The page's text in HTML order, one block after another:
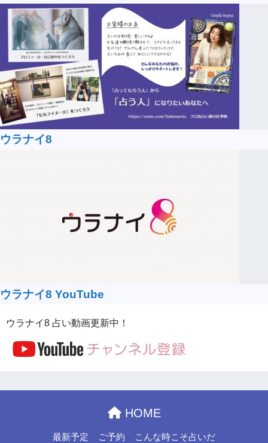
ウラナイ8
ウラナイ8 YouTube
ウラナイ8 占い動画更新中！
HOME
最新予定 ご予約 こんな時こそ占いだ